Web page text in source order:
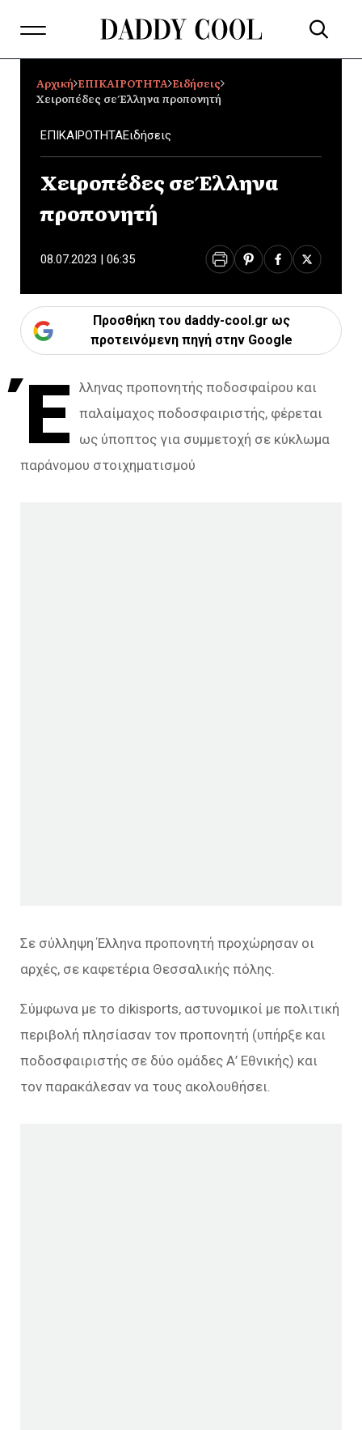
Αρχική ΕΠΙΚΑΙΡΟΤΗΤΑ Ειδήσεις
Χειροπέδες σε Έλληνα προπονητή
ΕΠΙΚΑΙΡΟΤΗΤΑΕιδήσεις
Χειροπέδες σε Έλληνα
προπονητή
08.07.2023 | 06:35
Προσθήκη του daddy-cool.gr ως
προτεινόμενη πηγή στην Google
Έ
λληνας προπονητής ποδοσφαίρου και
παλαίμαχος ποδοσφαιριστής, φέρεται
ως ύποπτος για συμμετοχή σε κύκλωμα
παράνομου στοιχηματισμού
Σε σύλληψη Έλληνα προπονητή προχώρησαν οι
αρχές, σε καφετέρια Θεσσαλικής πόλης.
Σύμφωνα με το dikisports, αστυνομικοί με πολιτική
περιβολή πλησίασαν τον προπονητή (υπήρξε και
ποδοσφαιριστής σε δύο ομάδες Α’ Εθνικής) και
τον παρακάλεσαν να τους ακολουθήσει.